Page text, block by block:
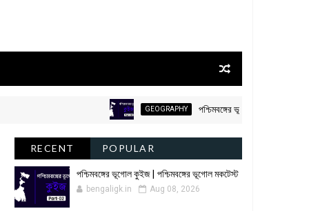
GEOGRAPHY পশ্চিমবঙ্গের ভূগোল কুইজ | পশ্চিমবঙ্গের
RECENT POPULAR
পশ্চিমবঙ্গের ভূগোল কুইজ | পশ্চিমবঙ্গের ভূগোল মকটেস্ট
bengaligk.in Aug 08, 2026